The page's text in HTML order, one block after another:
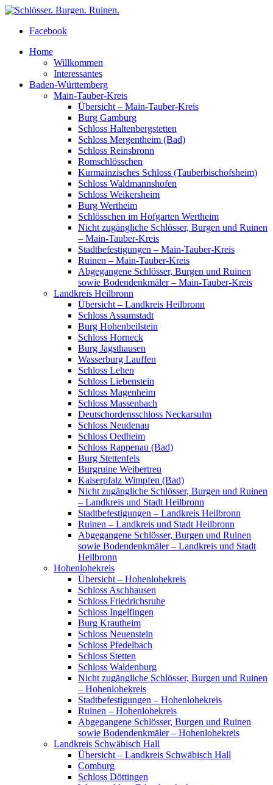
Facebook
Home
Willkommen
Interessantes
Baden-Württemberg
Main-Tauber-Kreis
Übersicht – Main-Tauber-Kreis
Burg Gamburg
Schloss Haltenbergstetten
Schloss Mergentheim (Bad)
Schloss Reinsbronn
Romschlösschen
Kurmainzisches Schloss (Tauberbischofsheim)
Schloss Waldmannshofen
Schloss Weikersheim
Burg Wertheim
Schlösschen im Hofgarten Wertheim
Nicht zugängliche Schlösser, Burgen und Ruinen
– Main-Tauber-Kreis
Stadtbefestigungen – Main-Tauber-Kreis
Ruinen – Main-Tauber-Kreis
Abgegangene Schlösser, Burgen und Ruinen
sowie Bodendenkmäler – Main-Tauber-Kreis
Landkreis Heilbronn
Übersicht – Landkreis Heilbronn
Schloss Assumstadt
Burg Hohenbeilstein
Schloss Horneck
Burg Jagsthausen
Wasserburg Lauffen
Schloss Lehen
Schloss Liebenstein
Schloss Magenheim
Schloss Massenbach
Deutschordensschloss Neckarsulm
Schloss Neudenau
Schloss Oedheim
Schloss Rappenau (Bad)
Burg Stettenfels
Burgruine Weibertreu
Kaiserpfalz Wimpfen (Bad)
Nicht zugängliche Schlösser, Burgen und Ruinen
– Landkreis und Stadt Heilbronn
Stadtbefestigungen – Landkreis Heilbronn
Ruinen – Landkreis und Stadt Heilbronn
Abgegangene Schlösser, Burgen und Ruinen
sowie Bodendenkmäler – Landkreis und Stadt
Heilbronn
Hohenlohekreis
Übersicht – Hohenlohekreis
Schloss Aschhausen
Schloss Friedrichsruhe
Schloss Ingelfingen
Burg Krautheim
Schloss Neuenstein
Schloss Pfedelbach
Schloss Stetten
Schloss Waldenburg
Nicht zugängliche Schlösser, Burgen und Ruinen
– Hohenlohekreis
Stadtbefestigungen – Hohenlohekreis
Ruinen – Hohenlohekreis
Abgegangene Schlösser, Burgen und Ruinen
sowie Bodendenkmäler – Hohenlohekreis
Landkreis Schwäbisch Hall
Übersicht – Landkreis Schwäbisch Hall
Comburg
Schloss Döttingen